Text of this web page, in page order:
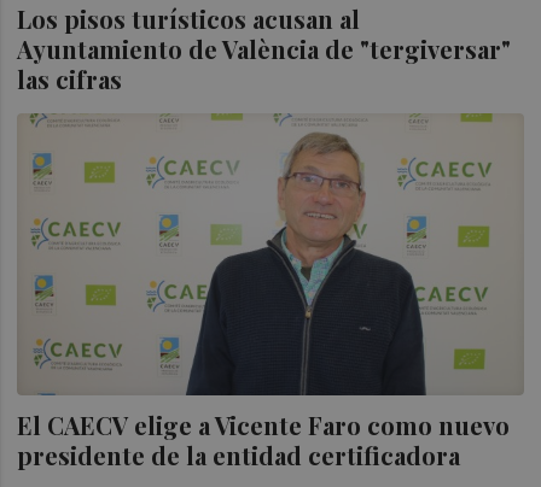
Los pisos turísticos acusan al
Ayuntamiento de València de "tergiversar"
las cifras
El CAECV elige a Vicente Faro como nuevo
presidente de la entidad certificadora